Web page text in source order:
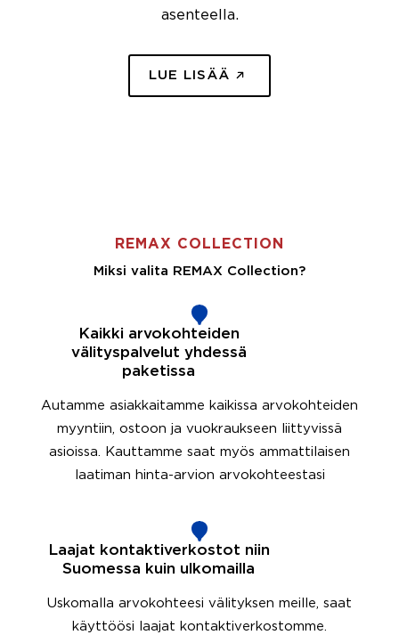
asenteella.
LUE LISÄÄ
REMAX COLLECTION
Miksi valita REMAX Collection?
Kaikki arvokohteiden
välityspalvelut yhdessä
paketissa
Autamme asiakkaitamme kaikissa arvokohteiden
myyntiin, ostoon ja vuokraukseen liittyvissä
asioissa. Kauttamme saat myös ammattilaisen
laatiman hinta-arvion arvokohteestasi
Laajat kontaktiverkostot niin
Suomessa kuin ulkomailla
Uskomalla arvokohteesi välityksen meille, saat
käyttöösi laajat kontaktiverkostomme.